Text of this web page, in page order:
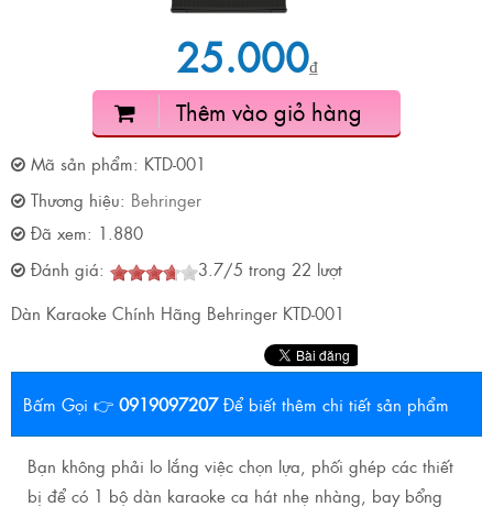
25.000₫
Thêm vào giỏ hàng
Mã sản phẩm: KTD-001
Thương hiệu: Behringer
Đã xem: 1.880
Đánh giá:
3.7/5 trong 22 lượt
Dàn Karaoke Chính Hãng Behringer KTD-001
Bấm Gọi 👉 0919097207 Để biết thêm chi tiết sản phẩm
Bạn không phải lo lắng việc chọn lựa, phối ghép các thiết
bị để có 1 bộ dàn karaoke ca hát nhẹ nhàng, bay bổng